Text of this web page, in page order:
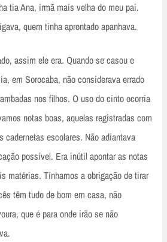
tia Ana, irmã mais velha do meu pai.
quem tinha aprontado apanhava.
assim ele era. Quando se casou e
em Sorocaba, não considerava errado
nos filhos. O uso do cinto ocorria
notas boas, aquelas registradas com
cadernetas escolares. Não adiantava
possível. Era inútil apontar as notas
matérias. Tínhamos a obrigação de tirar
têm tudo de bom em casa, não
que é para onde irão se não